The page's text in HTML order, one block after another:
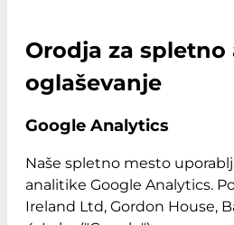
Orodja za spletno
oglaševanje
Google Analytics
Naše spletno mesto
analitike Google Analytics.
Ireland Ltd, Gordon House,